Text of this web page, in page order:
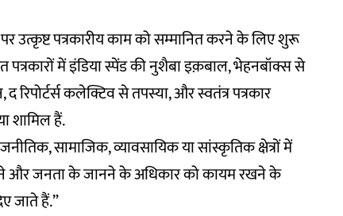
उत्कृष्ट पत्रकारीय काम को सम्मानित करने के लिए शुरू
में इंडिया स्पेंड की नुशैबा इक़बाल, भेहनबॉक्स से
रिपोर्टर्स कलेक्टिव से तपस्या, और स्वतंत्र पत्रकार
शामिल हैं.
सामाजिक, व्यावसायिक या सांस्कृतिक क्षेत्रों में
और जनता के जानने के अधिकार को कायम रखने के
जाते हैं.”